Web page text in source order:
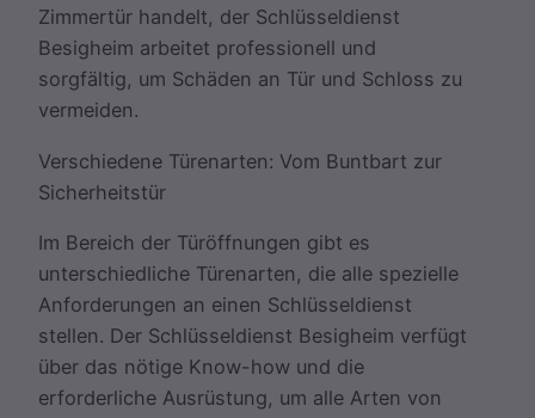
Zimmertür handelt, der Schlüsseldienst
Besigheim arbeitet professionell und
sorgfältig, um Schäden an Tür und Schloss zu
vermeiden.
Verschiedene Türenarten: Vom Buntbart zur
Sicherheitstür
Im Bereich der Türöffnungen gibt es
unterschiedliche Türenarten, die alle spezielle
Anforderungen an einen Schlüsseldienst
stellen. Der Schlüsseldienst Besigheim verfügt
über das nötige Know-how und die
erforderliche Ausrüstung, um alle Arten von